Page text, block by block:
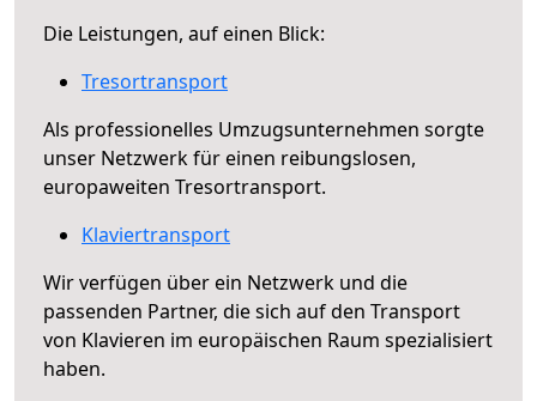
Die Leistungen, auf einen Blick:
Tresortransport
Als professionelles Umzugsunternehmen sorgte
unser Netzwerk für einen reibungslosen,
europaweiten Tresortransport.
Klaviertransport
Wir verfügen über ein Netzwerk und die
passenden Partner, die sich auf den Transport
von Klavieren im europäischen Raum spezialisiert
haben.